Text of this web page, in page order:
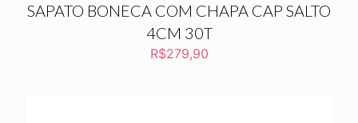
SAPATO BONECA COM CHAPA CAP SALTO
4CM 30T
R$279,90